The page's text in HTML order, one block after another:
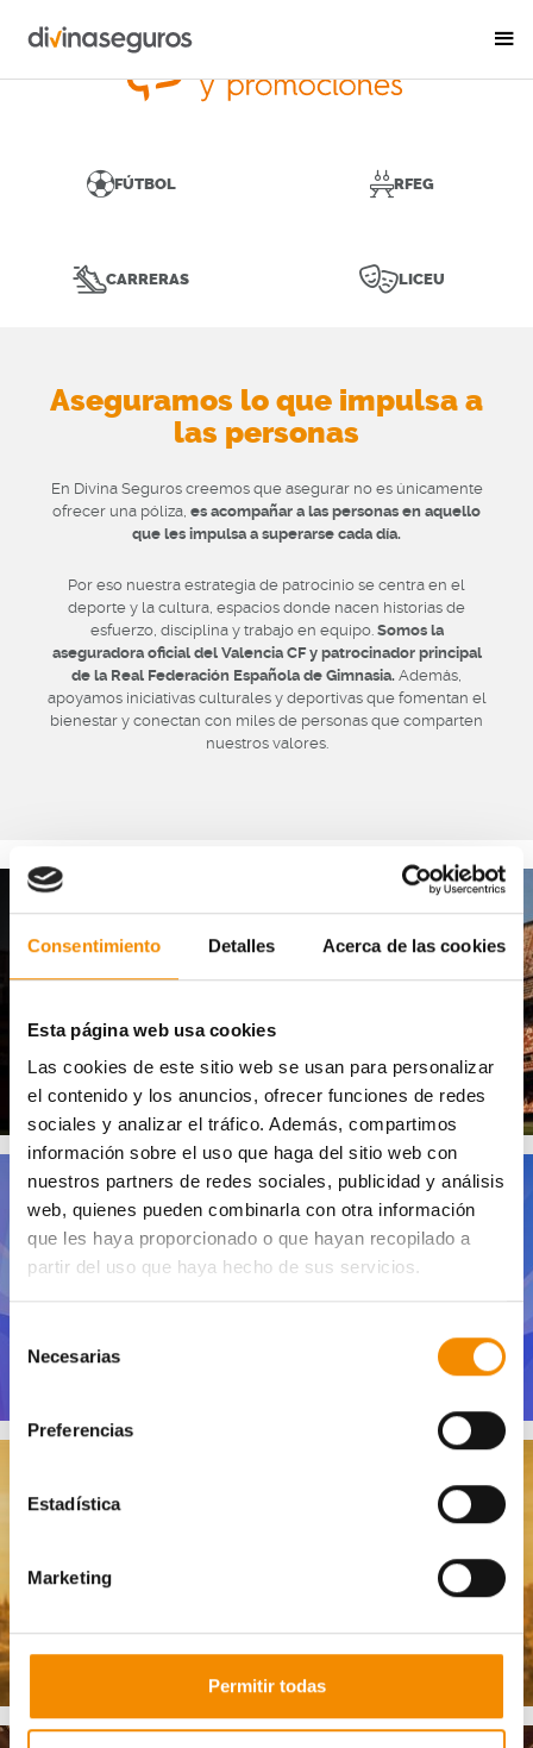
Consentimiento Detalles Acerca de las cookies
Esta página web usa cookies
Las cookies de este sitio web se usan para personalizar
el contenido y los anuncios, ofrecer funciones de redes
sociales y analizar el tráfico. Además, compartimos
información sobre el uso que haga del sitio web con
nuestros partners de redes sociales, publicidad y análisis
web, quienes pueden combinarla con otra información
que les haya proporcionado o que hayan recopilado a
partir del uso que haya hecho de sus servicios.
Necesarias
Preferencias
Estadística
Marketing
Permitir todas
FÚTBOL RFEG
CARRERAS LICEU
Aseguramos lo que impulsa a
las personas
En Divina Seguros creemos que asegurar no es únicamente
ofrecer una póliza, es acompañar a las personas en aquello
que les impulsa a superarse cada día.
Por eso nuestra estrategia de patrocinio se centra en el
deporte y la cultura, espacios donde nacen historias de
esfuerzo, disciplina y trabajo en equipo. Somos la
aseguradora oficial del Valencia CF y patrocinador principal
de la Real Federación Española de Gimnasia. Además,
apoyamos iniciativas culturales y deportivas que fomentan el
bienestar y conectan con miles de personas que comparten
nuestros valores.